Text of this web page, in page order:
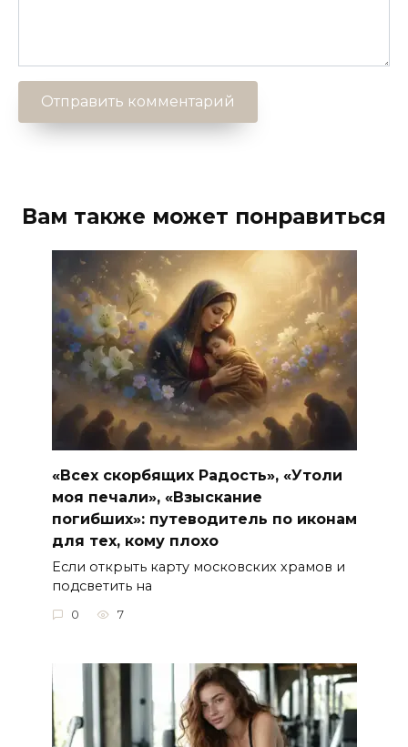
Вам также может понравиться
«Всех скорбящих Радость», «Утоли
моя печали», «Взыскание
погибших»: путеводитель по иконам
для тех, кому плохо
Если открыть карту московских храмов и
подсветить на
0 7